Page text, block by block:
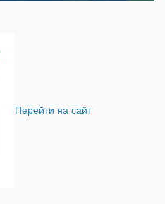
Перейти на сайт